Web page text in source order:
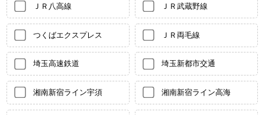
ＪＲ八高線 ＪＲ武蔵野線
つくばエクスプレス ＪＲ両毛線
埼玉高速鉄道 埼玉新都市交通
湘南新宿ライン宇須 湘南新宿ライン高海